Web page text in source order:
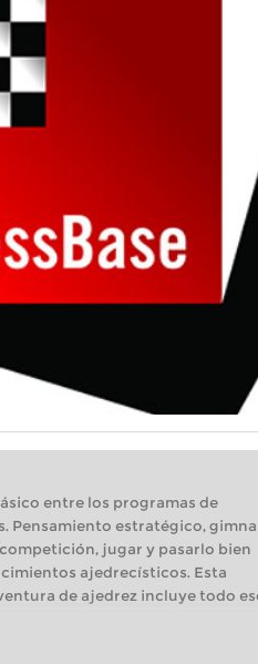
entre los programas de
Pensamiento estratégico,
jugar y pasarlo bien
ajedrecísticos. Esta
de ajedrez incluye todo